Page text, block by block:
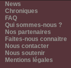
News
Chroniques
FAQ
Qui sommes-nous ?
Nos partenaires
Faites-nous connaitre
Nous contacter
Nous soutenir
Mentions légales